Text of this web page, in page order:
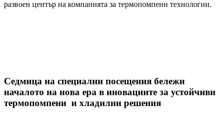
развоен център на компанията за термопомпени технологии.
Седмица на специални посещения бележи
началото на нова ера в иновациите за устойчиви
термопомпени и хладилни решения